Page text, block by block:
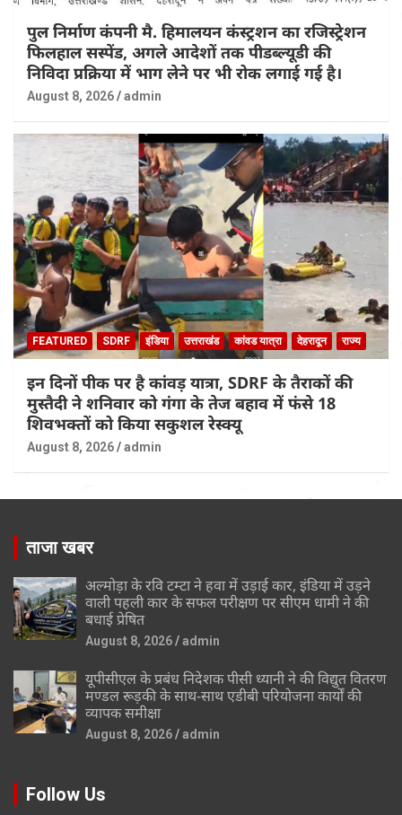
पुल निर्माण कंपनी मै. हिमालयन कंस्ट्रशन का रजिस्ट्रेशन
फिलहाल सस्पेंड, अगले आदेशों तक पीडब्ल्यूडी की
निविदा प्रक्रिया में भाग लेने पर भी रोक लगाई गई है।
August 8, 2026 admin
FEATURED SDRF इंडिया उत्तराखंड कांवड यात्रा देहरादून राज्य
इन दिनों पीक पर है कांवड़ यात्रा, SDRF के तैराकों की
मुस्तैदी ने शनिवार को गंगा के तेज बहाव में फंसे 18
शिवभक्तों को किया सकुशल रेस्क्यू
August 8, 2026 admin
ताजा खबर
अल्मोड़ा के रवि टम्टा ने हवा में उड़ाई कार, इंडिया में उड़ने
वाली पहली कार के सफल परीक्षण पर सीएम धामी ने की
बधाई प्रेषित
August 8, 2026 admin
यूपीसीएल के प्रबंध निदेशक पीसी ध्यानी ने की विद्युत वितरण
मण्डल रूड़की के साथ-साथ एडीबी परियोजना कार्यों की
व्यापक समीक्षा
August 8, 2026 admin
Follow Us